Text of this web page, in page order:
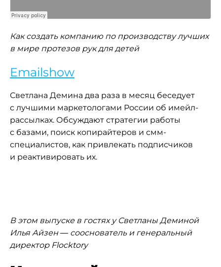
Как создать компанию по производству лучших
в мире протезов рук для детей
Emailshow
Светлана Демина два раза в месяц беседует
с лучшими маркетологами России об имейл-
рассылках. Обсуждают стратегии работы
с базами, поиск копирайтеров и смм-
специалистов, как привлекать подписчиков
и реактивировать их.
В этом выпуске в гостях у Светланы Деминой
Илья Айзен — сооснователь и генеральный
директор Flocktory